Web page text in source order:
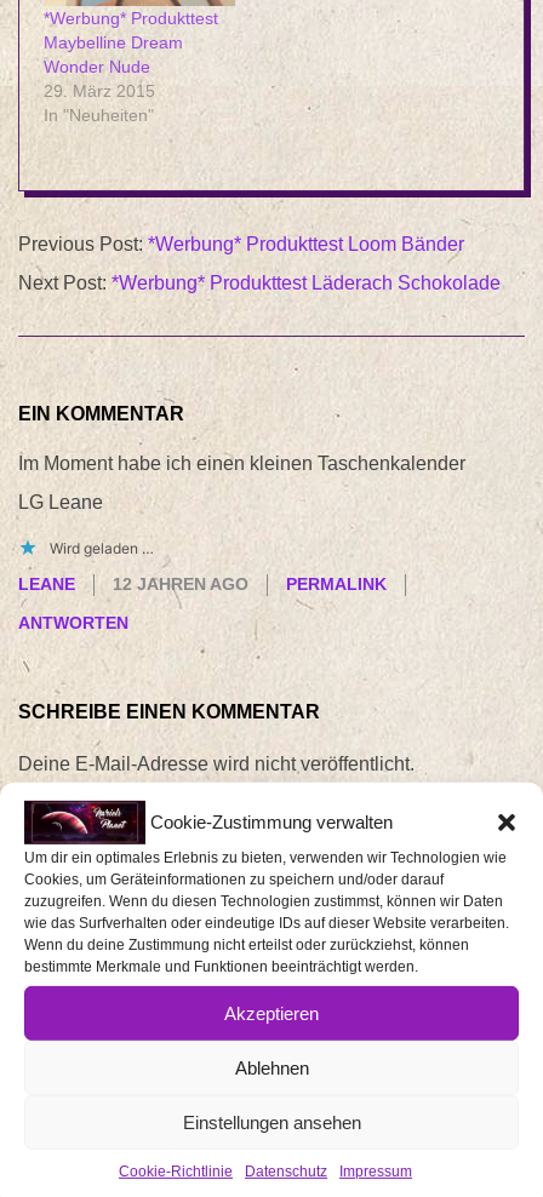
Cookie-Zustimmung verwalten
Um dir ein optimales Erlebnis zu bieten, verwenden wir Technologien wie
Cookies, um Geräteinformationen zu speichern und/oder darauf
zuzugreifen. Wenn du diesen Technologien zustimmst, können wir Daten
wie das Surfverhalten oder eindeutige IDs auf dieser Website verarbeiten.
Wenn du deine Zustimmung nicht erteilst oder zurückziehst, können
bestimmte Merkmale und Funktionen beeinträchtigt werden.
Akzeptieren
Ablehnen
Einstellungen ansehen
Cookie-Richtlinie Datenschutz Impressum
*Werbung* Produkttest
Maybelline Dream
Wonder Nude
29. März 2015
In "Neuheiten"
2014-
10-
22
Previous Post: *Werbung* Produkttest Loom Bänder
Next Post: *Werbung* Produkttest Läderach Schokolade
EIN KOMMENTAR
Im Moment habe ich einen kleinen Taschenkalender
LG Leane
Wird geladen …
LEANE
12 JAHREN AGO PERMALINK
ANTWORTEN
SCHREIBE EINEN KOMMENTAR
Deine E-Mail-Adresse wird nicht veröffentlicht.
Erforderliche Felder sind mit
Kommentar